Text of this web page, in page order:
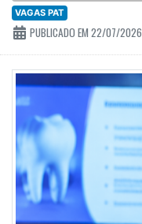
VAGAS PAT
PUBLICADO EM 22/07/2026